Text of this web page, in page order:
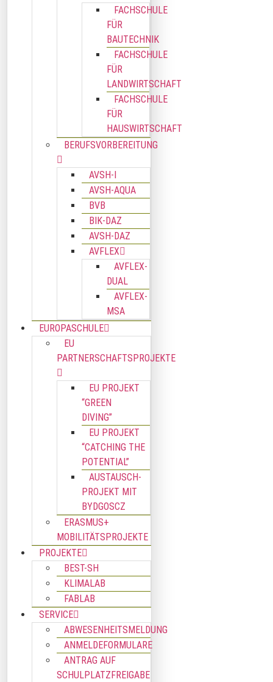
FACHSCHULE
FÜR
BAUTECHNIK
FACHSCHULE
FÜR
LANDWIRTSCHAFT
FACHSCHULE
FÜR
HAUSWIRTSCHAFT
BERUFSVORBEREITUNG
AVSH-I
AVSH-AQUA
BVB
BIK-DAZ
AVSH-DAZ
AVFLEX
AVFLEX-
DUAL
AVFLEX-
MSA
EUROPASCHULE
EU
PARTNERSCHAFTSPROJEKTE
EU PROJEKT
“GREEN
DIVING”
EU PROJEKT
“CATCHING THE
POTENTIAL”
AUSTAUSCH-
PROJEKT MIT
BYDGOSCZ
ERASMUS+
MOBILITÄTSPROJEKTE
PROJEKTE
BEST-SH
KLIMALAB
FABLAB
SERVICE
ABWESENHEITSMELDUNG
ANMELDEFORMULARE
ANTRAG AUF
SCHULPLATZFREIGABE